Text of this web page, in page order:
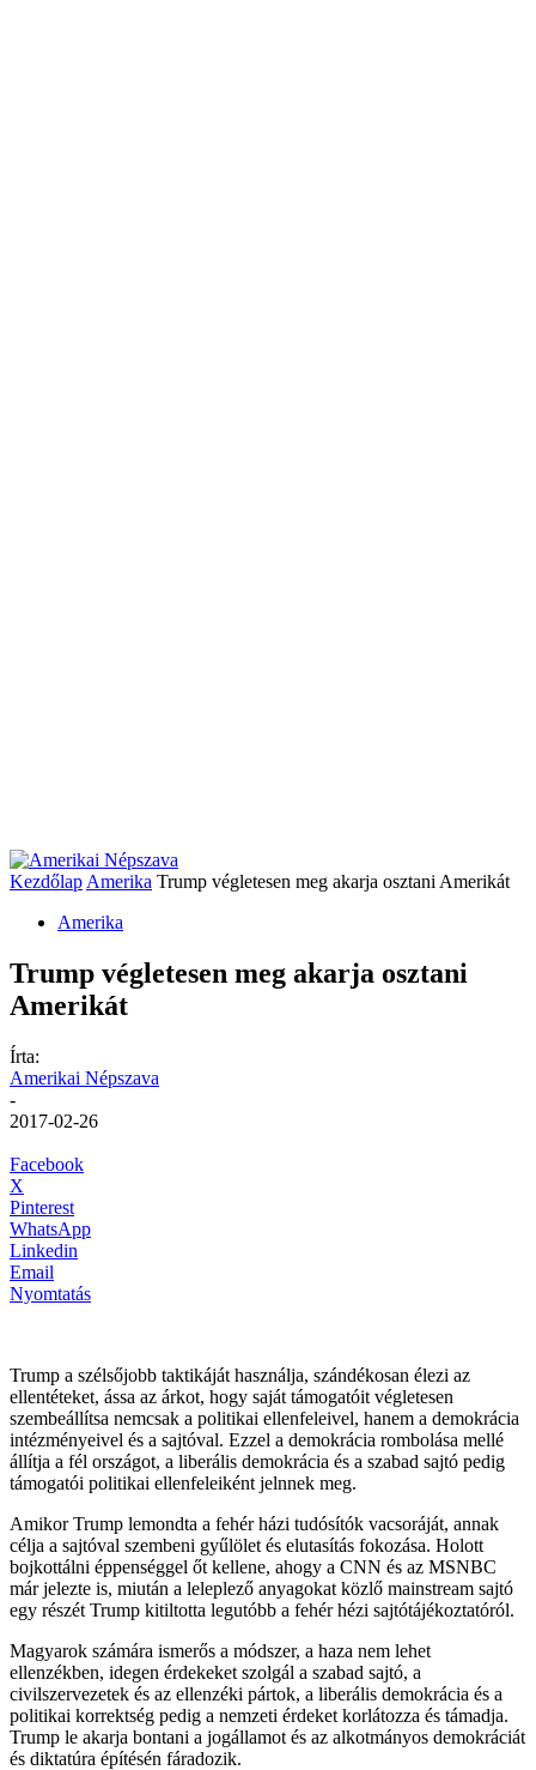
Kezdőlap Amerika Trump végletesen meg akarja osztani Amerikát
Amerika
Trump végletesen meg akarja osztani
Amerikát
Írta:
Amerikai Népszava
-
2017-02-26
Facebook
X
Pinterest
WhatsApp
Linkedin
Email
Nyomtatás
Trump a szélsőjobb taktikáját használja, szándékosan élezi az
ellentéteket, ássa az árkot, hogy saját támogatóit végletesen
szembeállítsa nemcsak a politikai ellenfeleivel, hanem a demokrácia
intézményeivel és a sajtóval. Ezzel a demokrácia rombolása mellé
állítja a fél országot, a liberális demokrácia és a szabad sajtó pedig
támogatói politikai ellenfeleiként jelnnek meg.
Amikor Trump lemondta a fehér házi tudósítók vacsoráját, annak
célja a sajtóval szembeni gyűlölet és elutasítás fokozása. Holott
bojkottálni éppenséggel őt kellene, ahogy a CNN és az MSNBC
már jelezte is, miután a leleplező anyagokat közlő mainstream sajtó
egy részét Trump kitiltotta legutóbb a fehér hézi sajtótájékoztatóról.
Magyarok számára ismerős a módszer, a haza nem lehet
ellenzékben, idegen érdekeket szolgál a szabad sajtó, a
civilszervezetek és az ellenzéki pártok, a liberális demokrácia és a
politikai korrektség pedig a nemzeti érdeket korlátozza és támadja.
Trump le akarja bontani a jogállamot és az alkotmányos demokráciát
és diktatúra építésén fáradozik.